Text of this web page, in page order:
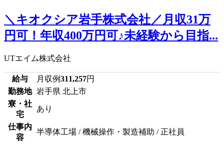
＼キオクシア岩手株式会社／月収31万
円可！年収400万円可♪未経験から目指...
UTエイム株式会社
給与 月収例311,257円
勤務地 岩手県 北上市
寮・社
宅
あり
仕事内
容
半導体工場 / 機械操作・製造補助 / 正社員